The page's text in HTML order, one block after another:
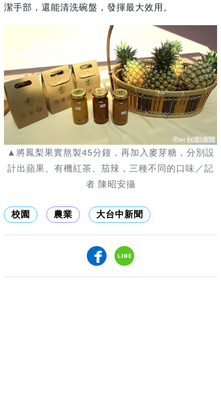
潔手部，還能清洗碗盤，發揮最大效用。
▲將鳳梨果實熬製45分鐘，再加入麥芽糖，分別設
計出蘋果、有機紅茶、茄辣，三種不同的口味／記
者 陳昭安攝
校園 農業 大台中新聞